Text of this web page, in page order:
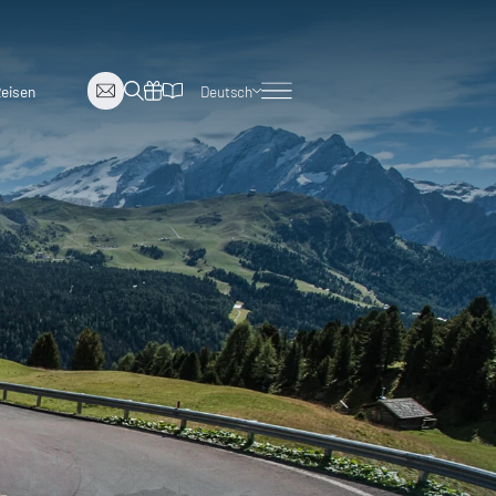
Deutsch
Englisch
Italienisch
Niederländisch